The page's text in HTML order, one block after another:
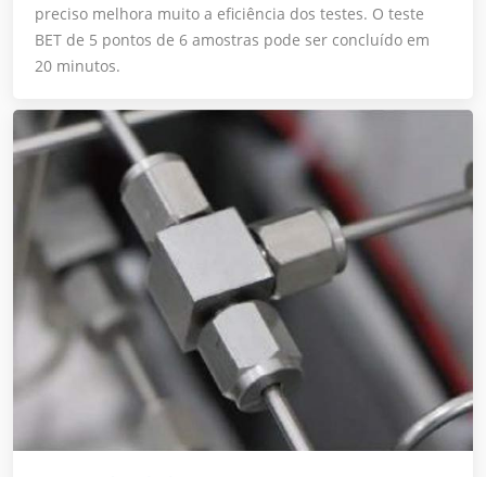
preciso melhora muito a eficiência dos testes. O teste
BET de 5 pontos de 6 amostras pode ser concluído em
20 minutos.